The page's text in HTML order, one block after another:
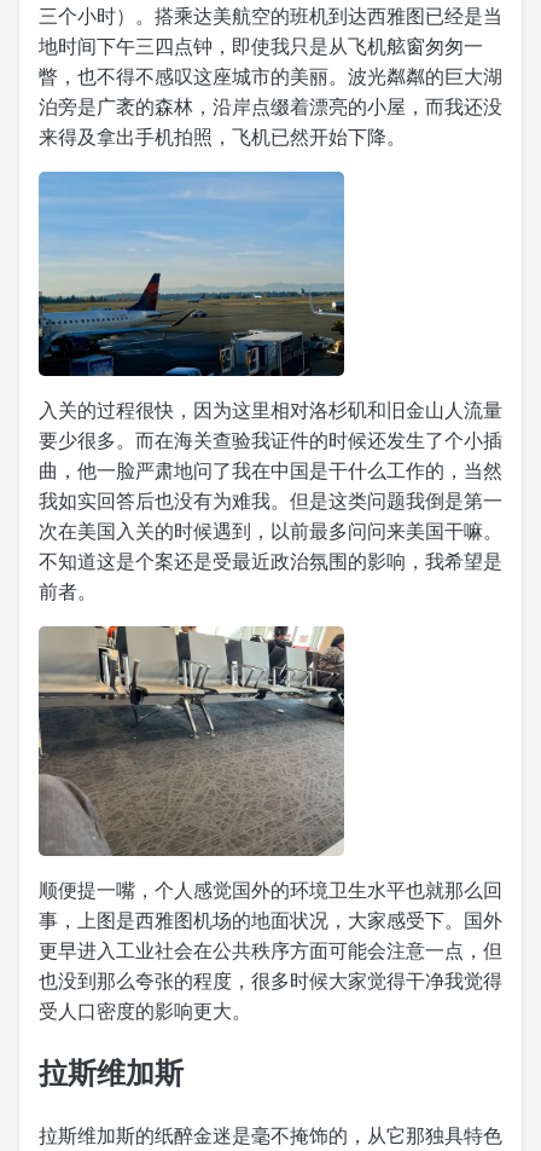
三个小时）。搭乘达美航空的班机到达西雅图已经是当
地时间下午三四点钟，即使我只是从飞机舷窗匆匆一
瞥，也不得不感叹这座城市的美丽。波光粼粼的巨大湖
泊旁是广袤的森林，沿岸点缀着漂亮的小屋，而我还没
来得及拿出手机拍照，飞机已然开始下降。
入关的过程很快，因为这里相对洛杉矶和旧金山人流量
要少很多。而在海关查验我证件的时候还发生了个小插
曲，他一脸严肃地问了我在中国是干什么工作的，当然
我如实回答后也没有为难我。但是这类问题我倒是第一
次在美国入关的时候遇到，以前最多问问来美国干嘛。
不知道这是个案还是受最近政治氛围的影响，我希望是
前者。
顺便提一嘴，个人感觉国外的环境卫生水平也就那么回
事，上图是西雅图机场的地面状况，大家感受下。国外
更早进入工业社会在公共秩序方面可能会注意一点，但
也没到那么夸张的程度，很多时候大家觉得干净我觉得
受人口密度的影响更大。
拉斯维加斯
拉斯维加斯的纸醉金迷是毫不掩饰的，从它那独具特色